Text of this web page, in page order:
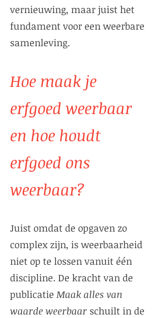
vernieuwing, maar juist het
fundament voor een weerbare
samenleving.
Hoe maak je
erfgoed weerbaar
en hoe houdt
erfgoed ons
weerbaar?
Juist omdat de opgaven zo
complex zijn, is weerbaarheid
niet op te lossen vanuit één
discipline. De kracht van de
publicatie Maak alles van
waarde weerbaar schuilt in de